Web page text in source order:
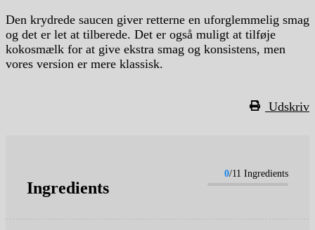
Den krydrede saucen giver retterne en uforglemmelig smag
og det er let at tilberede. Det er også muligt at tilføje
kokosmælk for at give ekstra smag og konsistens, men
vores version er mere klassisk.
Udskriv
Ingredients
0/11 Ingredients